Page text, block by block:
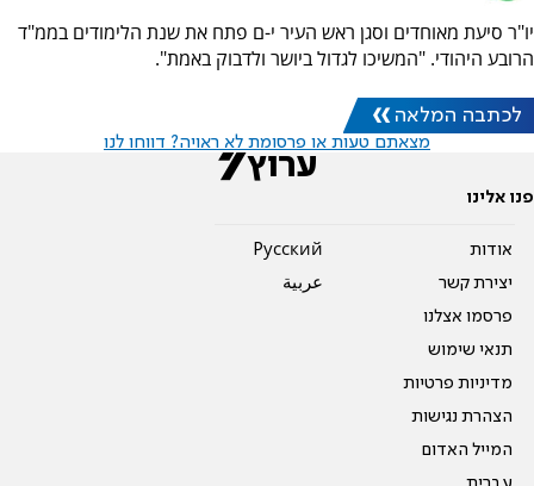
יו"ר סיעת מאוחדים וסגן ראש העיר י-ם פתח את שנת הלימודים בממ"ד
הרובע היהודי. "המשיכו לגדול ביושר ולדבוק באמת".
לכתבה המלאה
מצאתם טעות או פרסומת לא ראויה? דווחו לנו
פנו אלינו
אודות
יצירת קשר
פרסמו אצלנו
תנאי שימוש
מדיניות פרטיות
הצהרת נגישות
המייל האדום
Pусский
عربية